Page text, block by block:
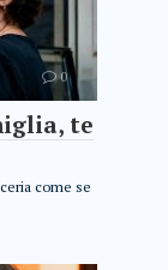
0
te
come se